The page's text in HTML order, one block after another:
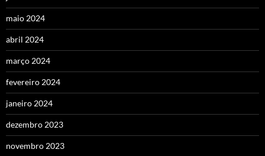
maio 2024
abril 2024
março 2024
fevereiro 2024
janeiro 2024
dezembro 2023
novembro 2023